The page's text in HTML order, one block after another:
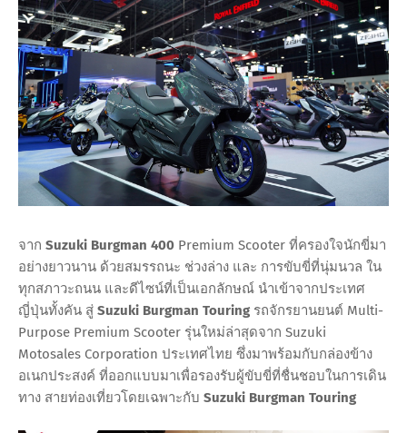
จาก Suzuki Burgman 400 Premium Scooter ที่ครองใจนักขี่มา
อย่างยาวนาน ด้วยสมรรถนะ ช่วงล่าง และ การขับขี่ที่นุ่มนวล ใน
ทุกสภาวะถนน และดีไซน์ที่เป็นเอกลักษณ์ นำเข้าจากประเทศ
ญี่ปุ่นทั้งคัน สู่ Suzuki Burgman Touring รถจักรยานยนต์ Multi-
Purpose Premium Scooter รุ่นใหม่ล่าสุดจาก Suzuki
Motosales Corporation ประเทศไทย ซึ่งมาพร้อมกับกล่องข้าง
อเนกประสงค์ ที่ออกแบบมาเพื่อรองรับผู้ขับขี่ที่ชื่นชอบในการเดิน
ทาง สายท่องเที่ยวโดยเฉพาะกับ Suzuki Burgman Touring